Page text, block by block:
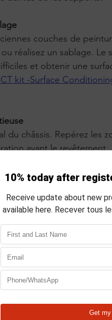
réalisez un sablage.
et obtenir une
kit -Surface
avant le revêtement.
la rouille pour
principal du châssis.
très atteintes, un sablage
kit -Surface